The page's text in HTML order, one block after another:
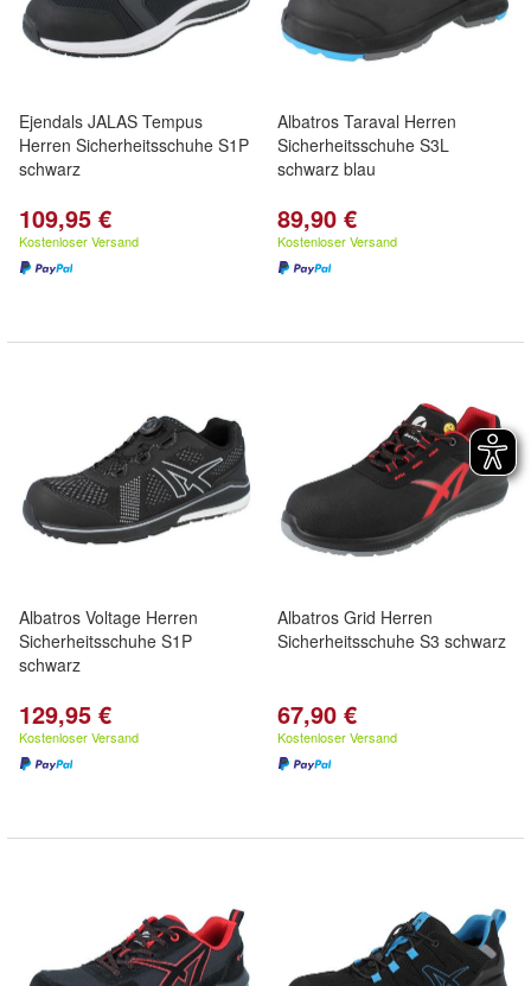
Ejendals JALAS Tempus
Herren Sicherheitsschuhe S1P
schwarz
109,95 €
Kostenloser Versand
Albatros Taraval Herren
Sicherheitsschuhe S3L
schwarz blau
89,90 €
Kostenloser Versand
Albatros Voltage Herren
Sicherheitsschuhe S1P
schwarz
129,95 €
Kostenloser Versand
Albatros Grid Herren
Sicherheitsschuhe S3 schwarz
67,90 €
Kostenloser Versand